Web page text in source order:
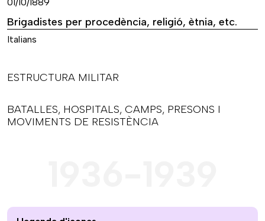
Brigadistes per procedència, religió, ètnia, etc.
Italians
ESTRUCTURA MILITAR
BATALLES, HOSPITALS, CAMPS, PRESONS I
MOVIMENTS DE RESISTÈNCIA